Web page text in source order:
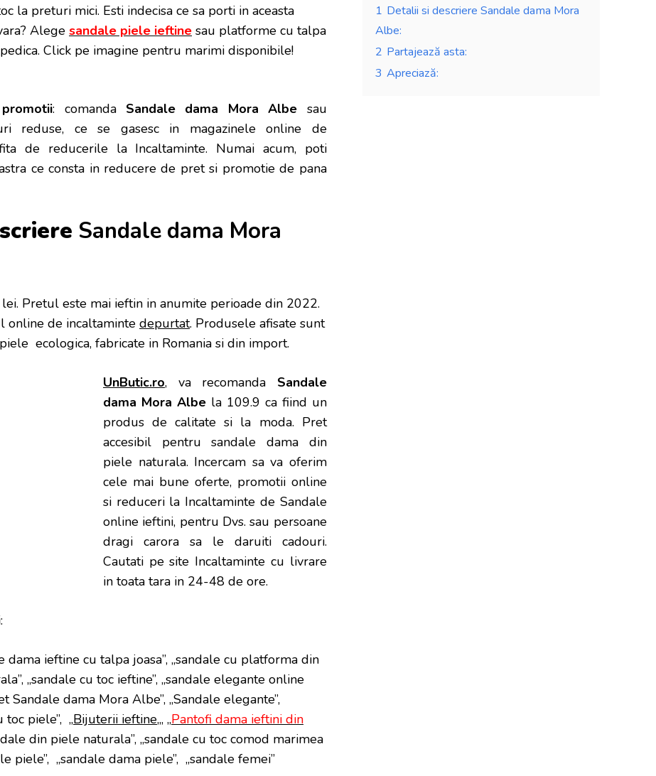
la preturi mici. Esti indecisa ce sa porti in aceasta
Alege sandale piele ieftine sau platforme cu talpa
Click pe imagine pentru marimi disponibile!
: comanda Sandale dama Mora Albe sau
reduse, ce se gasesc in magazinele online de
de reducerile la Incaltaminte. Numai acum, poti
ce consta in reducere de pret si promotie de pana
Sandale dama Mora
lei. Pretul este mai ieftin in anumite perioade din 2022.
online de incaltaminte depurtat. Produsele afisate sunt
ecologica, fabricate in Romania si din import.
UnButic.ro, va recomanda Sandale
dama Mora Albe la 109.9 ca fiind un
produs de calitate si la moda. Pret
accesibil pentru sandale dama din
piele naturala. Incercam sa va oferim
cele mai bune oferte, promotii online
si reduceri la Incaltaminte de Sandale
online ieftini, pentru Dvs. sau persoane
dragi carora sa le daruiti cadouri.
Cautati pe site Incaltaminte cu livrare
in toata tara in 24-48 de ore.
dama ieftine cu talpa joasa”, „sandale cu platforma din
„sandale cu toc ieftine”, „sandale elegante online
Sandale dama Mora Albe”, „Sandale elegante”,
toc piele”, „Bijuterii ieftine„, „Pantofi dama ieftini din
din piele naturala”, „sandale cu toc comod marimea
piele”, „sandale dama piele”, „sandale femei”
1 Detalii si descriere Sandale dama Mora
Albe:
2 Partajează asta:
3 Apreciază: